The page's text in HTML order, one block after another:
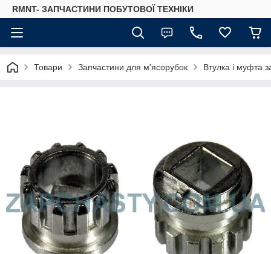
RMNT- ЗАПЧАСТИНИ ПОБУТОВОЇ ТЕХНІКИ
Товари Запчастини для м'ясорубок Втулка і муфта